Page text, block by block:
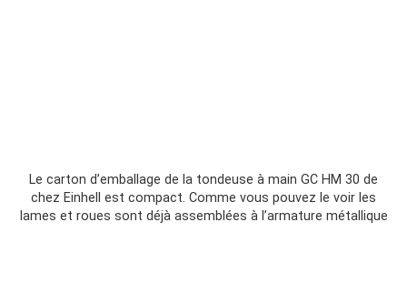
Le carton d’emballage de la tondeuse à main GC HM 30 de
chez Einhell est compact. Comme vous pouvez le voir les
lames et roues sont déjà assemblées à l’armature métallique